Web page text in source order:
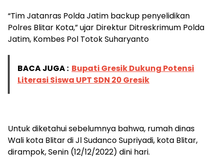
“Tim Jatanras Polda Jatim backup penyelidikan
Polres Blitar Kota,” ujar Direktur Ditreskrimum Polda
Jatim, Kombes Pol Totok Suharyanto
BACA JUGA : Bupati Gresik Dukung Potensi
Literasi Siswa UPT SDN 20 Gresik
Untuk diketahui sebelumnya bahwa, rumah dinas
Wali kota Blitar di Jl Sudanco Supriyadi, kota Blitar,
dirampok, Senin (12/12/2022) dini hari.